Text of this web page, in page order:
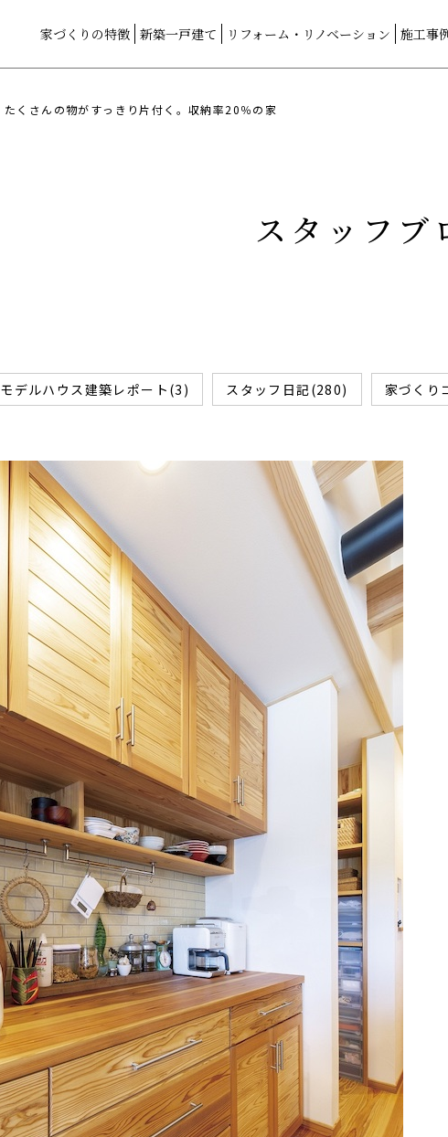
家づくりの特徴 新築一戸建て リフォーム・リノベーション 施工事
たくさんの物がすっきり片付く。収納率20％の家
スタッフブ
モデルハウス建築レポート(3) スタッフ日記(280) 家づくり